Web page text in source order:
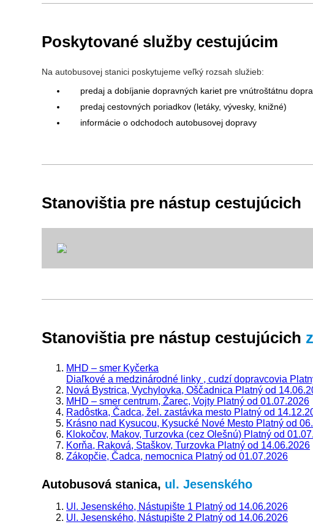
Poskytované služby cestujúcim
Na autobusovej stanici poskytujeme veľký rozsah služieb:
predaj a dobíjanie dopravných kariet pre vnútroštátnu
predaj cestovných poriadkov (letáky, vývesky, knižné)
informácie o odchodoch autobusovej dopravy
Stanovištia pre nástup cestujúcich
Stanovištia pre nástup cestujúcich
MHD – smer Kyčerka
Diaľkové a medzinárodné linky , cudzí dopravcovia
Nová Bystrica, Vychylovka, Oščadnica Platný od
MHD – smer centrum, Žarec, Vojty Platný od 01.07.2026
Radôstka, Čadca, žel. zastávka mesto Platný od
Krásno nad Kysucou, Kysucké Nové Mesto Platný od
Klokočov, Makov, Turzovka (cez Olešnú) Platný od
Korňa, Raková, Staškov, Turzovka Platný od 14.06.2026
Zákopčie, Čadca, nemocnica Platný od 01.07.2026
Autobusová stanica, ul. Jesenského
Ul. Jesenského, Nástupište 1 Platný od 14.06.2026
Ul. Jesenského, Nástupište 2 Platný od 14.06.2026